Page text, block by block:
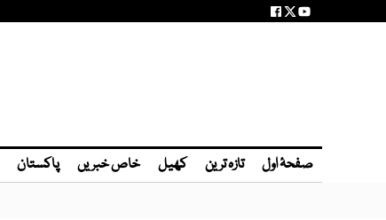
صفحۂ اول تازہ ترین کھیل خاص خبریں پاکستان